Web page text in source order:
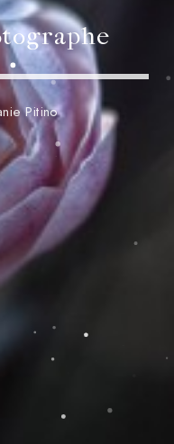
Pitino